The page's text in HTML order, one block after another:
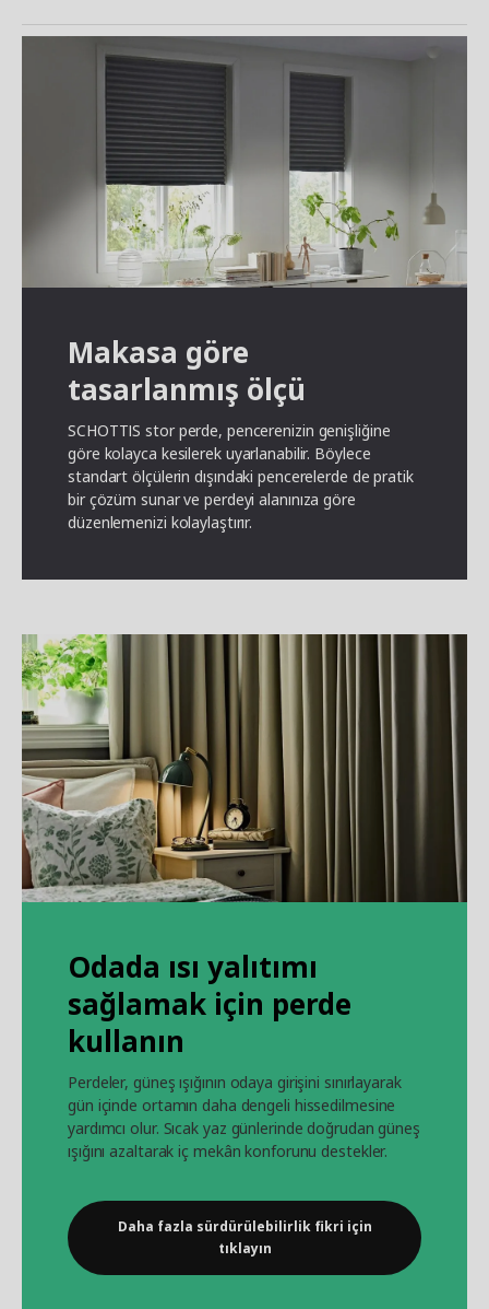
Makasa göre
tasarlanmış ölçü
SCHOTTIS stor perde, pencerenizin genişliğine
göre kolayca kesilerek uyarlanabilir. Böylece
standart ölçülerin dışındaki pencerelerde de pratik
bir çözüm sunar ve perdeyi alanınıza göre
düzenlemenizi kolaylaştırır.
Odada ısı yalıtımı
sağlamak için perde
kullanın
Perdeler, güneş ışığının odaya girişini sınırlayarak
gün içinde ortamın daha dengeli hissedilmesine
yardımcı olur. Sıcak yaz günlerinde doğrudan güneş
ışığını azaltarak iç mekân konforunu destekler.
Daha fazla sürdürülebilirlik fikri için
tıklayın